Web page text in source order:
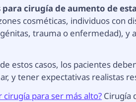
para cirugía de aumento de
cosméticas, individuos con
trauma o enfermedad), y
estos casos, los pacientes
y tener expectativas realistas
cirugía para ser más alto? Cirugía